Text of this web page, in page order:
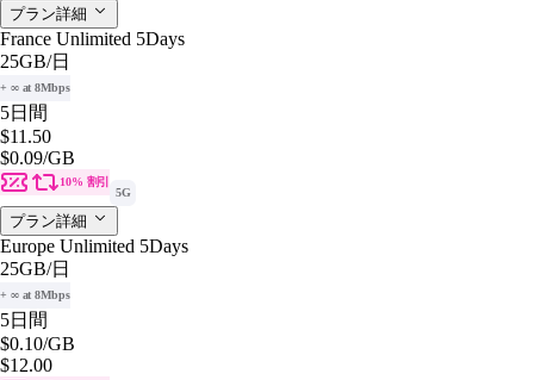
プラン詳細
France Unlimited 5Days
25GB/日
+ ∞ at 8Mbps
5日間
$11.50
$0.09/GB
10% 割引
5G
プラン詳細
Europe Unlimited 5Days
25GB/日
+ ∞ at 8Mbps
5日間
$0.10/GB
$12.00